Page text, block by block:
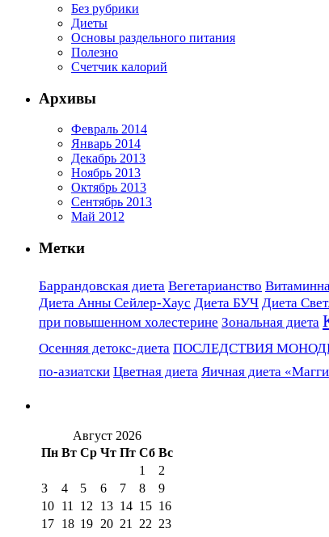
Без рубрики
Диеты
Основы раздельного питания
Полезно
Счетчик калорий
Архивы
Февраль 2014
Январь 2014
Декабрь 2013
Ноябрь 2013
Октябрь 2013
Сентябрь 2013
Май 2012
Метки
Баррандовская диета Вегетарианство
Диета Анны Сейлер-Хаус Диета БУЧ Диета
при повышенном холестерине Зональная диета
Осенняя детокс-диета ПОСЛЕДСТВИЯ
по-азиатски Цветная диета Яичная диета
Август 2026
Пн Вт Ср Чт Пт Сб Вс
1
2
3
4 5 6 7 8
9
10 11 12 13 14 15 16
17 18 19 20 21 22 23